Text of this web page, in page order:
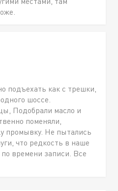
подъехать как с трешки,
шоссе.
Подобрали масло и
поменяли,
промывку. Не пытались
что редкость в наше
времени записи. Все